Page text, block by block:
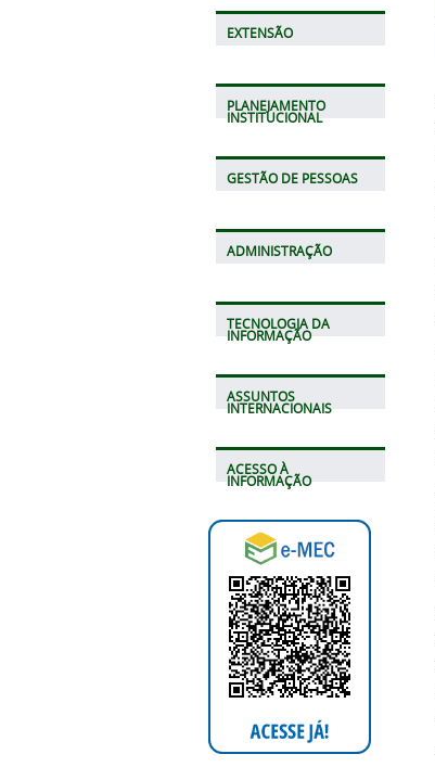
EXTENSÃO
PLANEJAMENTO
INSTITUCIONAL
GESTÃO DE PESSOAS
ADMINISTRAÇÃO
TECNOLOGIA DA
INFORMAÇÃO
ASSUNTOS
INTERNACIONAIS
ACESSO À
INFORMAÇÃO